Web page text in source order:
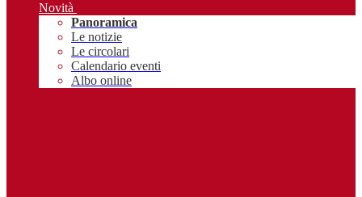
Novità
Panoramica
Le notizie
Le circolari
Calendario eventi
Albo online